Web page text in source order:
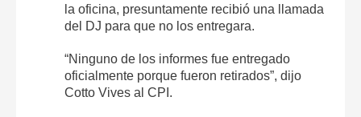
la oficina, presuntamente recibió una llamada
del DJ para que no los entregara.
“Ninguno de los informes fue entregado
oficialmente porque fueron retirados”, dijo
Cotto Vives al CPI.